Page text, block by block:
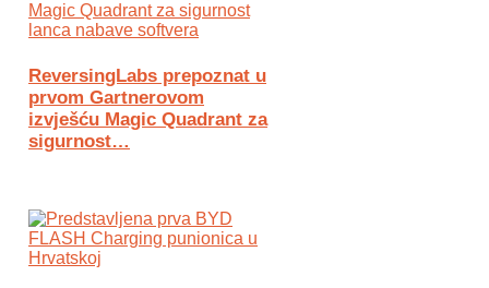
ReversingLabs prepoznat u
prvom Gartnerovom
izvješću Magic Quadrant za
sigurnost…